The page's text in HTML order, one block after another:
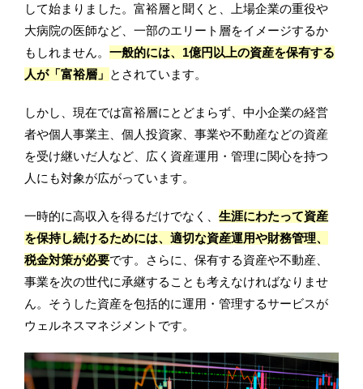
して始まりました。富裕層と聞くと、上場企業の重役や
大病院の医師など、一部のエリート層をイメージするか
もしれません。 一般的には、1億円以上の資産を保有する
人が「富裕層」 とされています。
しかし、現在では富裕層にとどまらず、中小企業の経営
者や個人事業主、個人投資家、事業や不動産などの資産
を受け継いだ人など、広く資産運用・管理に関心を持つ
人にも対象が広がっています。
一時的に高収入を得るだけでなく、 生涯にわたって資産
を保持し続けるためには、適切な資産運用や財務管理、
税金対策が必要です。さらに、保有する資産や不動産、
事業を次の世代に承継することも考えなければなりませ
ん。そうした資産を包括的に運用・管理するサービスが
ウェルネスマネジメントです。